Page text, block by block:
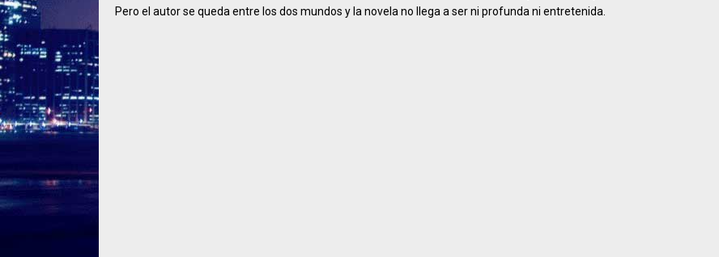
Pero el autor se queda entre los dos mundos y la novela no llega a ser ni profunda ni entretenida.